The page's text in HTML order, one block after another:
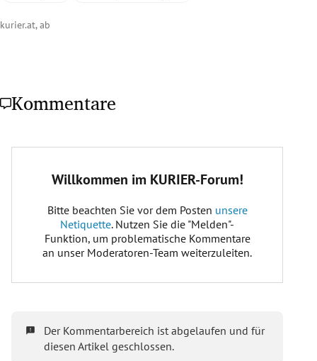
kurier.at, ab
Kommentare